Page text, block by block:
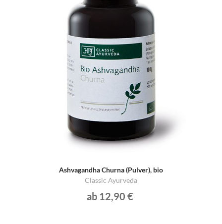
Ashvagandha Churna (Pulver), bio
Classic Ayurveda
ab 12,90 €